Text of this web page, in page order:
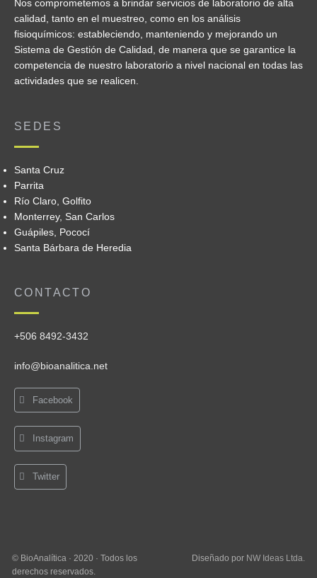
Nos comprometemos a brindar servicios de laboratorio de alta
calidad, tanto en el muestreo, como en los análisis
fisioquímicos: estableciendo, manteniendo y mejorando un
Sistema de Gestión de Calidad, de manera que se garantice la
competencia de nuestro laboratorio a nivel nacional en todas las
actividades que se realicen.
SEDES
Santa Cruz
Parrita
Río Claro, Golfito
Monterrey, San Carlos
Guápiles, Pococí
Santa Bárbara de Heredia
CONTACTO
+506 8492-3432
info@bioanalitica.net
Facebook
Instagram
Twitter
© BioAnalítica · 2020 · Todos los
derechos reservados.
Diseñado por NW Ideas Ltda.